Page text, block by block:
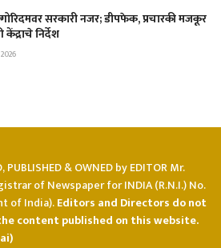
सरकारी नजर; डीपफेक, प्रचारकी मजकूर
केंद्राचे निर्देश
& OWNED by EDITOR Mr.
of Newspaper for INDIA (R.N.I.) No.
of India).Editors and Directors do not
content published on this website.